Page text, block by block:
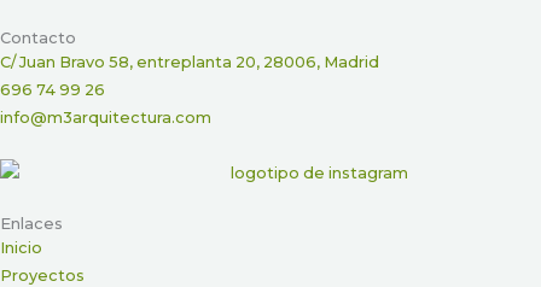
Contacto
C/ Juan Bravo 58, entreplanta 20, 28006, Madrid
696 74 99 26
info@m3arquitectura.com
Enlaces
Inicio
Proyectos